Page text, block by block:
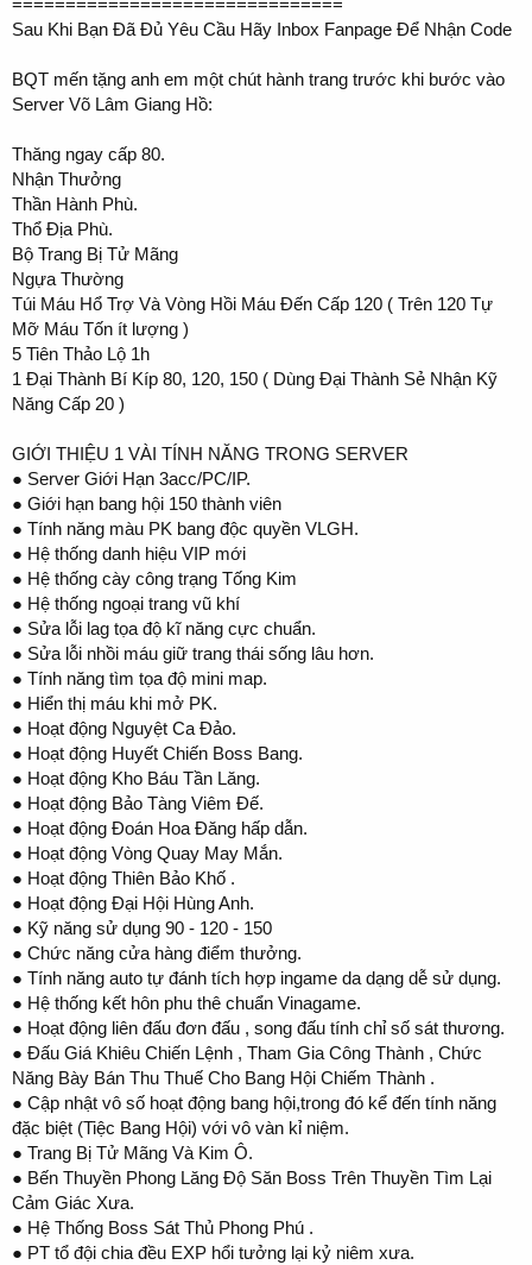
Sau Khi Bạn Đã Đủ Yêu Cầu Hãy Inbox Fanpage Để Nhận Code
BQT mến tặng anh em một chút hành trang trước khi bước vào
Server Võ Lâm Giang Hồ:
Thăng ngay cấp 80.
Nhận Thưởng
Thần Hành Phù.
Thổ Địa Phù.
Bộ Trang Bị Tử Mãng
Ngựa Thường
Túi Máu Hổ Trợ Và Vòng Hồi Máu Đến Cấp 120 ( Trên 120 Tự
Mỡ Máu Tốn ít lượng )
5 Tiên Thảo Lộ 1h
1 Đại Thành Bí Kíp 80, 120, 150 ( Dùng Đại Thành Sẻ Nhận Kỹ
Năng Cấp 20 )
GIỚI THIỆU 1 VÀI TÍNH NĂNG TRONG SERVER
● Server Giới Hạn 3acc/PC/IP.
● Giới hạn bang hội 150 thành viên
● Tính năng màu PK bang độc quyền VLGH.
● Hệ thống danh hiệu VIP mới
● Hệ thống cày công trạng Tống Kim
● Hệ thống ngoại trang vũ khí
● Sửa lỗi lag tọa độ kĩ năng cực chuẩn.
● Sửa lỗi nhồi máu giữ trang thái sống lâu hơn.
● Tính năng tìm tọa độ mini map.
● Hiển thị máu khi mở PK.
● Hoạt động Nguyệt Ca Đảo.
● Hoạt động Huyết Chiến Boss Bang.
● Hoạt động Kho Báu Tần Lăng.
● Hoạt động Bảo Tàng Viêm Đế.
● Hoạt động Đoán Hoa Đăng hấp dẫn.
● Hoạt động Vòng Quay May Mắn.
● Hoạt động Thiên Bảo Khố .
● Hoạt động Đại Hội Hùng Anh.
● Kỹ năng sử dụng 90 - 120 - 150
● Chức năng cửa hàng điểm thưởng.
● Tính năng auto tự đánh tích hợp ingame da dạng dễ sử dụng.
● Hệ thống kết hôn phu thê chuẩn Vinagame.
● Hoạt động liên đấu đơn đấu , song đấu tính chỉ số sát thương.
● Đấu Giá Khiêu Chiến Lệnh , Tham Gia Công Thành , Chức
Năng Bày Bán Thu Thuế Cho Bang Hội Chiếm Thành .
● Cập nhật vô số hoạt động bang hội,trong đó kể đến tính năng
đặc biệt (Tiệc Bang Hội) với vô vàn kỉ niệm.
● Trang Bị Tử Mãng Và Kim Ô.
● Bến Thuyền Phong Lăng Độ Săn Boss Trên Thuyền Tìm Lại
Cảm Giác Xưa.
● Hệ Thống Boss Sát Thủ Phong Phú .
● PT tổ đội chia đều EXP hổi tưởng lại kỷ niêm xưa.